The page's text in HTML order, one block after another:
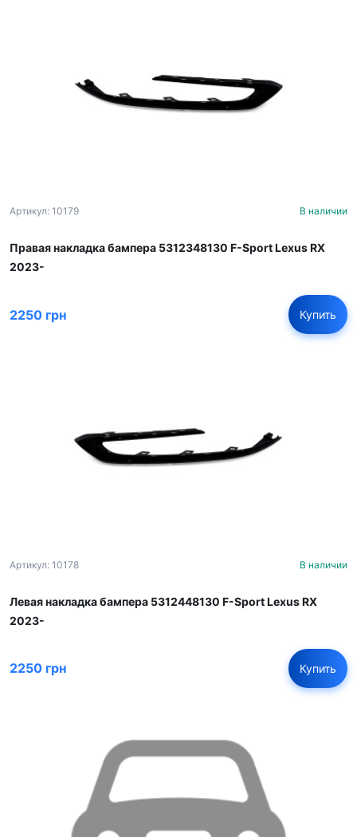
Артикул: 10179 В наличии
Правая накладка бампера 5312348130 F-Sport Lexus RX
2023-
2250 грн Купить
Артикул: 10178 В наличии
Левая накладка бампера 5312448130 F-Sport Lexus RX
2023-
2250 грн Купить